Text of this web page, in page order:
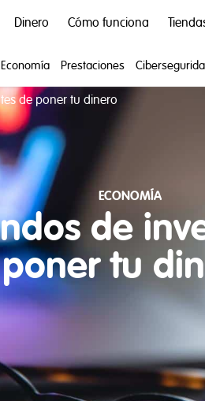
Dinero Cómo funciona
Economía Prestaciones
de poner tu dinero
ECONOMÍA
de
poner tu